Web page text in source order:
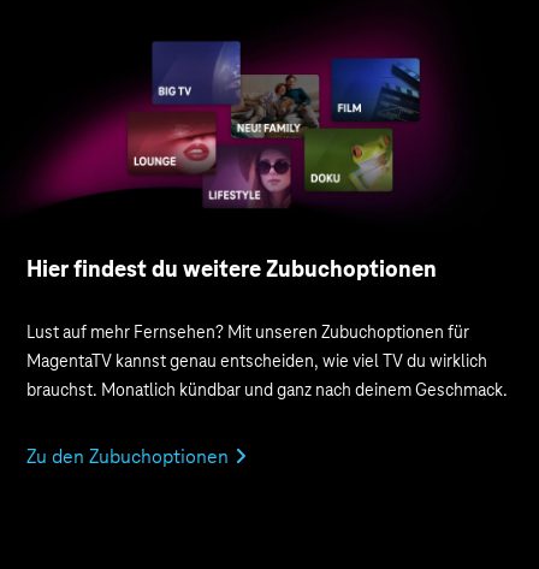
Hier findest du weitere Zubuchoptionen
Lust auf mehr Fernsehen? Mit unseren Zubuch­optionen für
MagentaTV kannst genau entscheiden, wie viel TV du wirklich
brauchst. Monatlich kündbar und ganz nach deinem Geschmack.
Zu den Zubuchoptionen